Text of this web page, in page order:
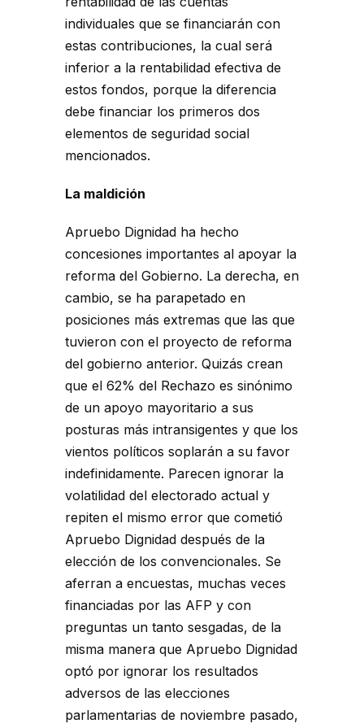
individuales que se financiarán con
estas contribuciones, la cual será
inferior a la rentabilidad efectiva de
estos fondos, porque la diferencia
debe financiar los primeros dos
elementos de seguridad social
mencionados.
La maldición
Apruebo Dignidad ha hecho
concesiones importantes al apoyar la
reforma del Gobierno. La derecha, en
cambio, se ha parapetado en
posiciones más extremas que las que
tuvieron con el proyecto de reforma
del gobierno anterior. Quizás crean
que el 62% del Rechazo es sinónimo
de un apoyo mayoritario a sus
posturas más intransigentes y que los
vientos políticos soplarán a su favor
indefinidamente. Parecen ignorar la
volatilidad del electorado actual y
repiten el mismo error que cometió
Apruebo Dignidad después de la
elección de los convencionales. Se
aferran a encuestas, muchas veces
financiadas por las AFP y con
preguntas un tanto sesgadas, de la
misma manera que Apruebo Dignidad
optó por ignorar los resultados
adversos de las elecciones
parlamentarias de noviembre pasado,